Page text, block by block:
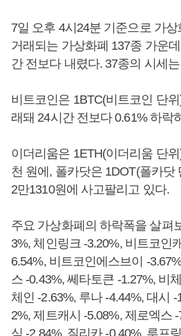
7일 오후 4시24분 기준으로 가
거래되는 가상화폐 137종 가운
간 전보다 내렸다. 37종의 시세
비트코인은 1BTC(비트코인 단
래돼 24시간 전보다 0.61% 하락
이더리움은 1ETH(이더리움 단
천 원에, 폴카닷은 1DOT(폴카닷
2만1310원에 사고팔리고 있다.
주요 가상화폐의 하락폭을 살펴
3%, 체인링크 -3.20%, 비트코인
6.54%, 비트코인에스브이 -
스 -0.43%, 쎄타토큰 -1.27%, 비
체인 -2.63%, 루나 -4.44%, 대시
2%, 제트캐시 -5.08%, 제로엑스